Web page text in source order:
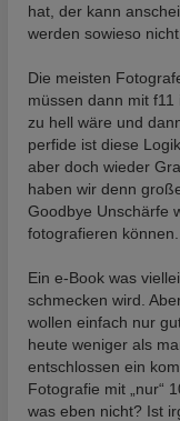
hat, der kann
werden sowieso
Die meisten
müssen dann mit
zu hell wäre und
perfide ist diese
aber doch wieder
haben wir denn
Goodbye Unschärfe
fotografieren können.
Ein e-Book was
schmecken wird.
wollen einfach nur
heute weniger als
entschlossen ein
Fotografie mit „nur“
was eben nicht? Ist